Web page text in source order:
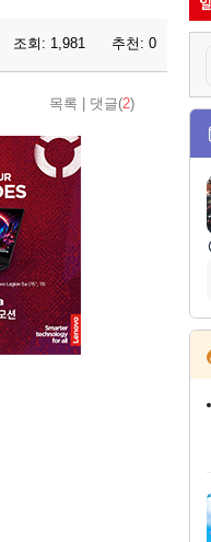
조회: 1,981 추천: 0
목록 댓글(2)